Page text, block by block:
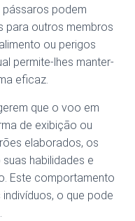
podem
para outros membros
ou perigos
permite-lhes manter-
eficaz.
que o voo em
de exibição ou
elaborados, os
habilidades e
Este comportamento
o que pode